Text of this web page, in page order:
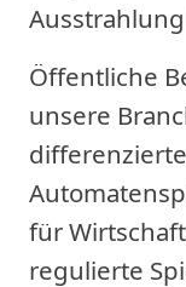
Öffentliche
unsere
für
regulierte